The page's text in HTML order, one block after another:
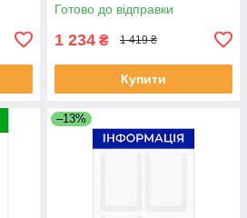
Готово до відправки
1 234 ₴ 1 419 ₴
Купити
–13%